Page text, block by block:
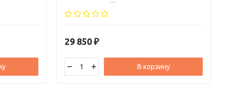
в
линии прямые. Ширина дивана позволяет в
нем легко разместиться двоим людям.
людям любой комплекции.
29 850 ₽
В корзину